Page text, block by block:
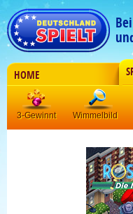
HOME
3-Gewinnt Wimmelbild